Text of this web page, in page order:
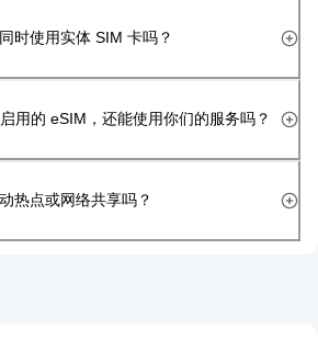
时使用实体 SIM 卡吗？
用的 eSIM，还能使用你们的服务吗？
热点或网络共享吗？